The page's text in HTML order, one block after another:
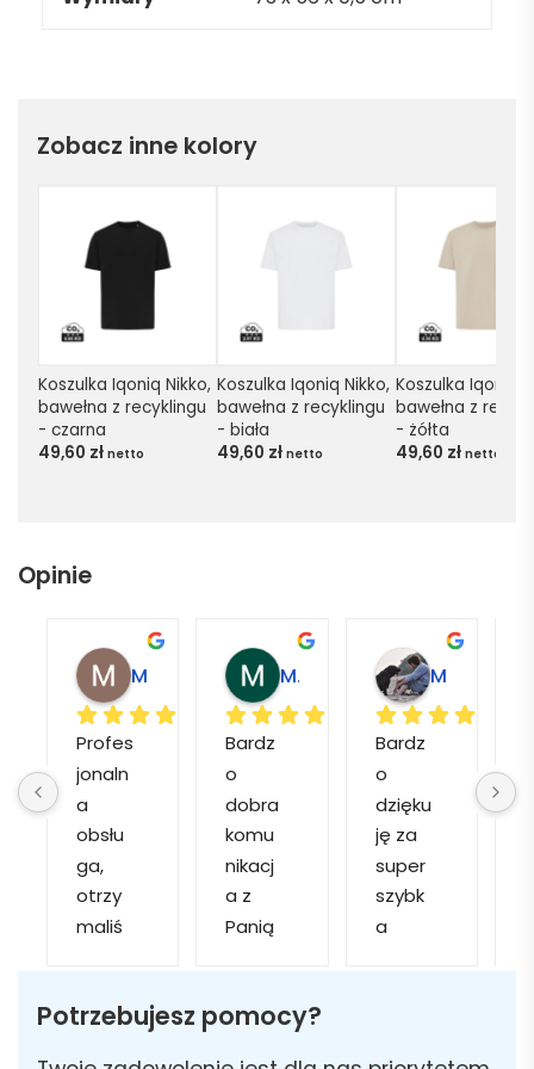
Zobacz inne kolory
Koszulka Iqoniq Nikko,
bawełna z recyklingu
- czarna
49,60 zł netto
Koszulka Iqoniq Nikko,
bawełna z recyklingu
- biała
49,60 zł netto
Koszulka Iqoniq
bawełna z
- żółta
49,60 zł netto
Opinie
Profes
jonaln
a
obsłu
ga,
otrzy
maliś
wizuali
Marcin M.
Bardz
o
dobra
komu
nikacj
a z
Panią
Szybk
Bardz
o
dzięku
ję za
super
szybk
a
Potrzebujesz pomocy?